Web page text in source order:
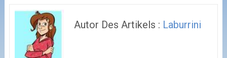
Autor Des Artikels : Laburrini